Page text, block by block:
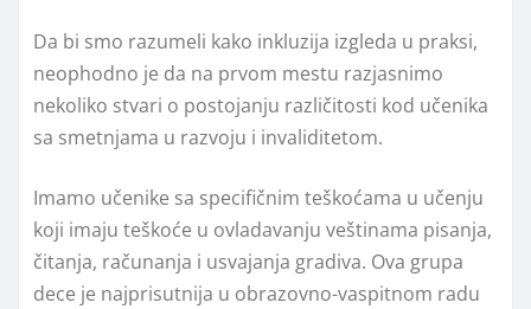
Da bi smo razumeli kako inkluzija izgleda u praksi,
neophodno je da na prvom mestu razjasnimo
nekoliko stvari o postojanju različitosti kod učenika
sa smetnjama u razvoju i invaliditetom.
Imamo učenike sa specifičnim teškoćama u učenju
koji imaju teškoće u ovladavanju veštinama pisanja,
čitanja, računanja i usvajanja gradiva. Ova grupa
dece je najprisutnija u obrazovno-vaspitnom radu